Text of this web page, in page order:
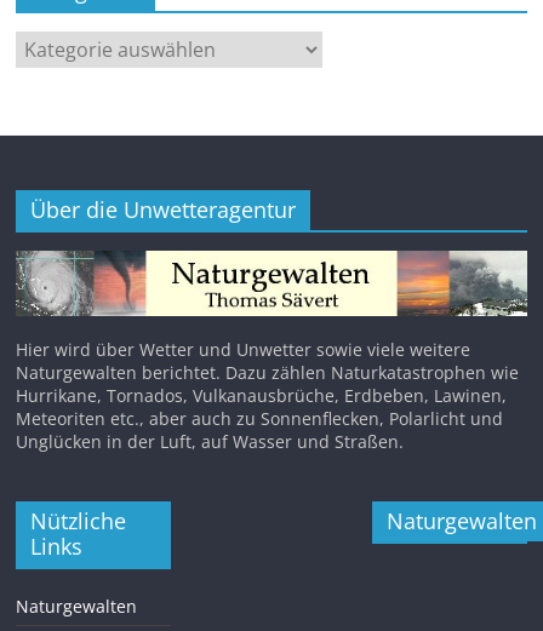
Kategorien
Über die Unwetteragentur
Hier wird über Wetter und Unwetter sowie viele weitere
Naturgewalten berichtet. Dazu zählen Naturkatastrophen wie
Hurrikane, Tornados, Vulkanausbrüche, Erdbeben, Lawinen,
Meteoriten etc., aber auch zu Sonnenflecken, Polarlicht und
Unglücken in der Luft, auf Wasser und Straßen.
Nützliche
Links
Naturgewalten
Naturgewalten